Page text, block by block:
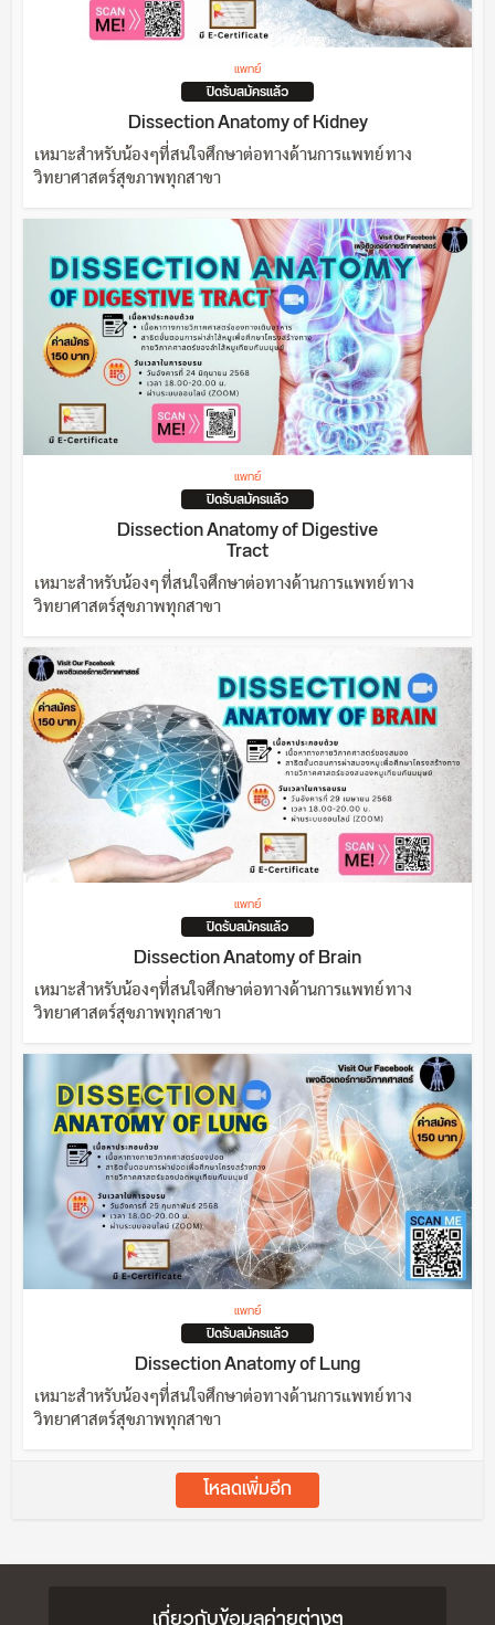
แพทย์
ปิดรับสมัครแล้ว
Dissection Anatomy of Kidney
เหมาะสำหรับน้องๆที่สนใจศึกษาต่อทางด้านการแพทย์ ทาง
วิทยาศาสตร์สุขภาพทุกสาขา
แพทย์
ปิดรับสมัครแล้ว
Dissection Anatomy of Digestive
Tract
เหมาะสำหรับน้องๆ ที่สนใจศึกษาต่อทางด้านการแพทย์ ทาง
วิทยาศาสตร์สุขภาพทุกสาขา
แพทย์
ปิดรับสมัครแล้ว
Dissection Anatomy of Brain
เหมาะสำหรับน้องๆที่สนใจศึกษาต่อทางด้านการแพทย์ ทาง
วิทยาศาสตร์สุขภาพทุกสาขา
แพทย์
ปิดรับสมัครแล้ว
Dissection Anatomy of Lung
เหมาะสำหรับน้องๆที่สนใจศึกษาต่อทางด้านการแพทย์ ทาง
วิทยาศาสตร์สุขภาพทุกสาขา
โหลดเพิ่มอีก